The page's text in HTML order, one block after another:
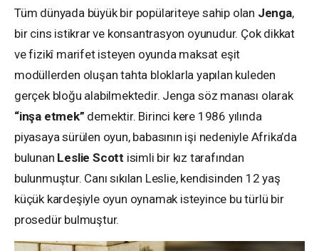
Tüm dünyada büyük bir popülariteye sahip olan Jenga,
bir cins istikrar ve konsantrasyon oyunudur. Çok dikkat
ve fizikî marifet isteyen oyunda maksat eşit
modüllerden oluşan tahta bloklarla yapılan kuleden
gerçek bloğu alabilmektedir. Jenga söz manası olarak
“inşa etmek” demektir. Birinci kere 1986 yılında
piyasaya sürülen oyun, babasının işi nedeniyle Afrika’da
bulunan Leslie Scott isimli bir kız tarafından
bulunmuştur. Canı sıkılan Leslie, kendisinden 12 yaş
küçük kardeşiyle oyun oynamak isteyince bu türlü bir
prosedür bulmuştur.